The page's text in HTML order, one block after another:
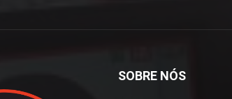
SOBRE NÓS